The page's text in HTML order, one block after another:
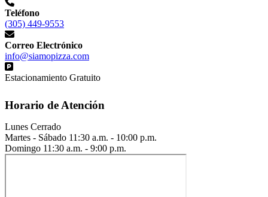
Teléfono
(305) 449-9553
Correo Electrónico
info@siamopizza.com
Estacionamiento Gratuito
Horario de Atención
Lunes Cerrado
Martes - Sábado 11:30 a.m. - 10:00 p.m.
Domingo 11:30 a.m. - 9:00 p.m.